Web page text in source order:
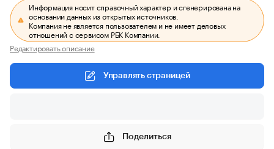
Информация носит справочный характер и сгенерирована на
основании данных из открытых источников.
Компания не является пользователем и не имеет деловых
отношений с сервисом РБК Компании.
Редактировать описание
Управлять страницей
Поделиться